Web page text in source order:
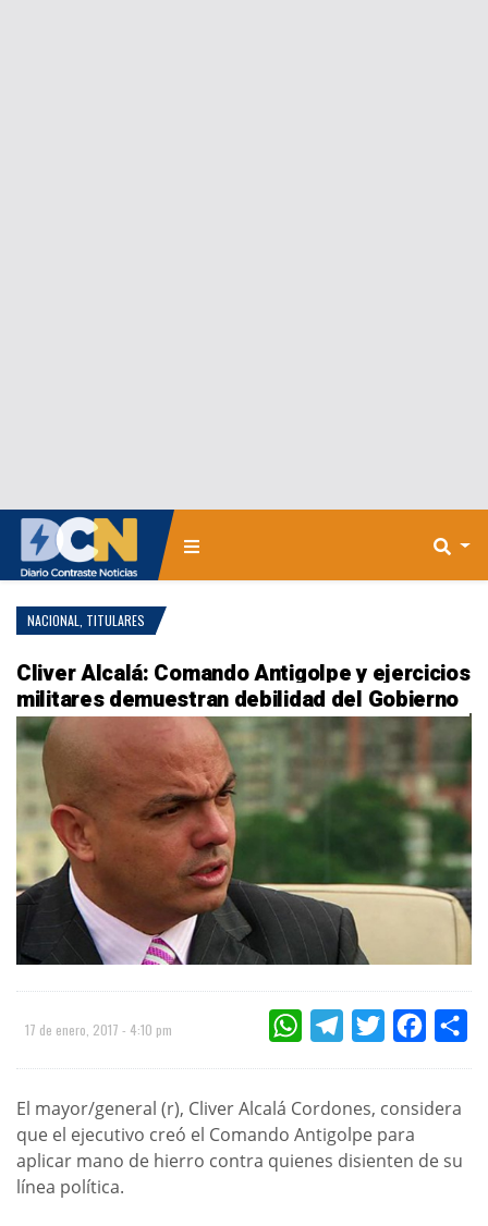
NACIONAL TITULARES
Cliver Alcalá: Comando Antigolpe y ejercicios
militares demuestran debilidad del Gobierno
17 de enero, 2017 - 4:10 pm WHATSAPPTELEGRAMTWITTER
El mayor/general (r), Cliver Alcalá Cordones, considera
que el ejecutivo creó el Comando Antigolpe para
aplicar mano de hierro contra quienes disienten de su
línea política.